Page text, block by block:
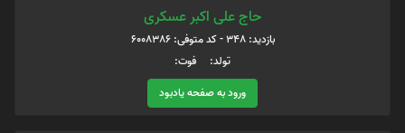
حاج علی اکبر عسکری
بازدید: 348 - کد متوفی: 6008386
تولد: فوت:
ورود به صفحه یادبود